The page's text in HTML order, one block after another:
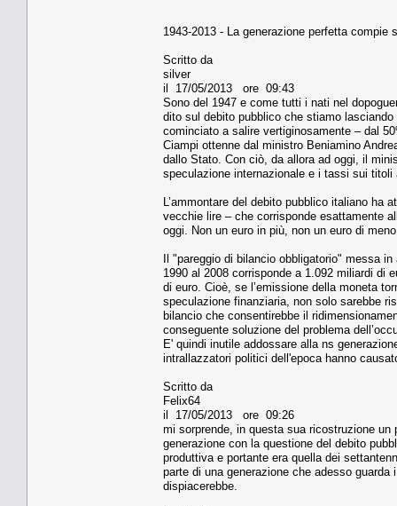
1943-2013 - La generazione perfetta compie
Scritto da
silver
il 17/05/2013 ore 09:43
Sono del 1947 e come tutti i nati nel
dito sul debito pubblico che stiamo
cominciato a salire vertiginosamente – dal
Ciampi ottenne dal ministro Beniamino
dallo Stato. Con ciò, da allora ad oggi, il
speculazione internazionale e i tassi sui
L’ammontare del debito pubblico italiano ha
vecchie lire – che corrisponde esattamente
oggi. Non un euro in più, non un euro di
Il "pareggio di bilancio obbligatorio" messa
1990 al 2008 corrisponde a 1.092 miliardi di
di euro. Cioè, se l’emissione della moneta
speculazione finanziaria, non solo sarebbe
bilancio che consentirebbe il
conseguente soluzione del problema
E' quindi inutile addossare alla ns
intrallazzatori politici dell'epoca hanno
Scritto da
Felix64
il 17/05/2013 ore 09:26
mi sorprende, in questa sua ricostruzione
generazione con la questione del debito
produttiva e portante era quella dei
parte di una generazione che adesso
dispiacerebbe.